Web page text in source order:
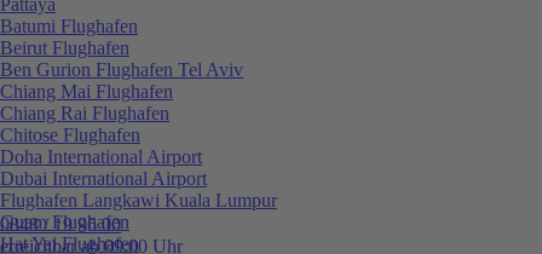
0848 / 19 96 00
erreichbar ab 09:00 Uhr
Batumi Flughafen
Beirut Flughafen
Ben Gurion Flughafen Tel Aviv
Chiang Mai Flughafen
Chiang Rai Flughafen
Chitose Flughafen
Doha International Airport
Dubai International Airport
Flughafen Langkawi Kuala Lumpur
Guam Flughafen
Hat Yai Flughafen